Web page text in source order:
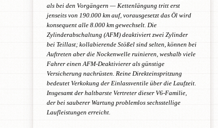
als bei den Vorgängern — Kettenlängung tritt erst
jenseits von 190.000 km auf, vorausgesetzt das Öl wird
konsequent alle 8.000 km gewechselt. Die
Zylinderabschaltung (AFM) deaktiviert zwei Zylinder
bei Teillast; kollabierende Stößel sind selten, können bei
Auftreten aber die Nockenwelle ruinieren, weshalb viele
Fahrer einen AFM-Deaktivierer als günstige
Versicherung nachrüsten. Reine Direkteinspritzung
bedeutet Verkokung der Einlassventile über die Laufzeit.
Insgesamt der haltbarste Vertreter dieser V6-Familie,
der bei sauberer Wartung problemlos sechsstellige
Laufleistungen erreicht.